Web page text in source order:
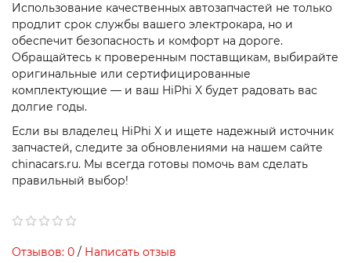
Использование качественных автозапчастей не только
продлит срок службы вашего электрокара, но и
обеспечит безопасность и комфорт на дороге.
Обращайтесь к проверенным поставщикам, выбирайте
оригинальные или сертифицированные
комплектующие — и ваш HiPhi X будет радовать вас
долгие годы.
Если вы владелец HiPhi X и ищете надежный источник
запчастей, следите за обновлениями на нашем сайте
chinacars.ru. Мы всегда готовы помочь вам сделать
правильный выбор!
Отзывов: 0 / Написать отзыв